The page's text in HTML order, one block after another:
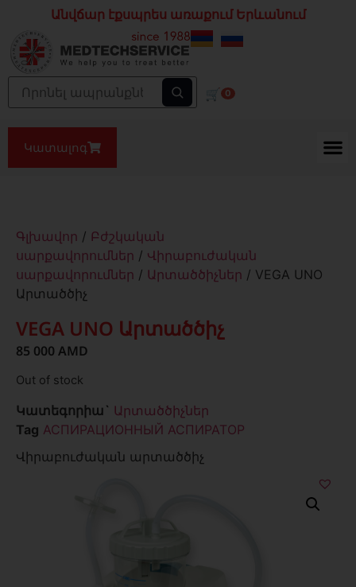
Անվճար էքսպրես առաքում Երևանում
🛒 0
Կատալոգ
Գլխավոր / Բժշկական
սարքավորումներ / Վիրաբուժական
սարքավորումներ / Արտածծիչներ / VEGA UNO
Արտածծիչ
VEGA UNO Արտածծիչ
85 000 AMD
Out of stock
Կատեգորիա` Արտածծիչներ
Tag АСПИРАЦИОННЫЙ АСПИРАТОР
Վիրաբուժական արտածծիչ